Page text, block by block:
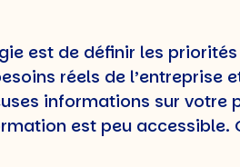
est de définir les
réels de
informations sur votre
est peu accessible.